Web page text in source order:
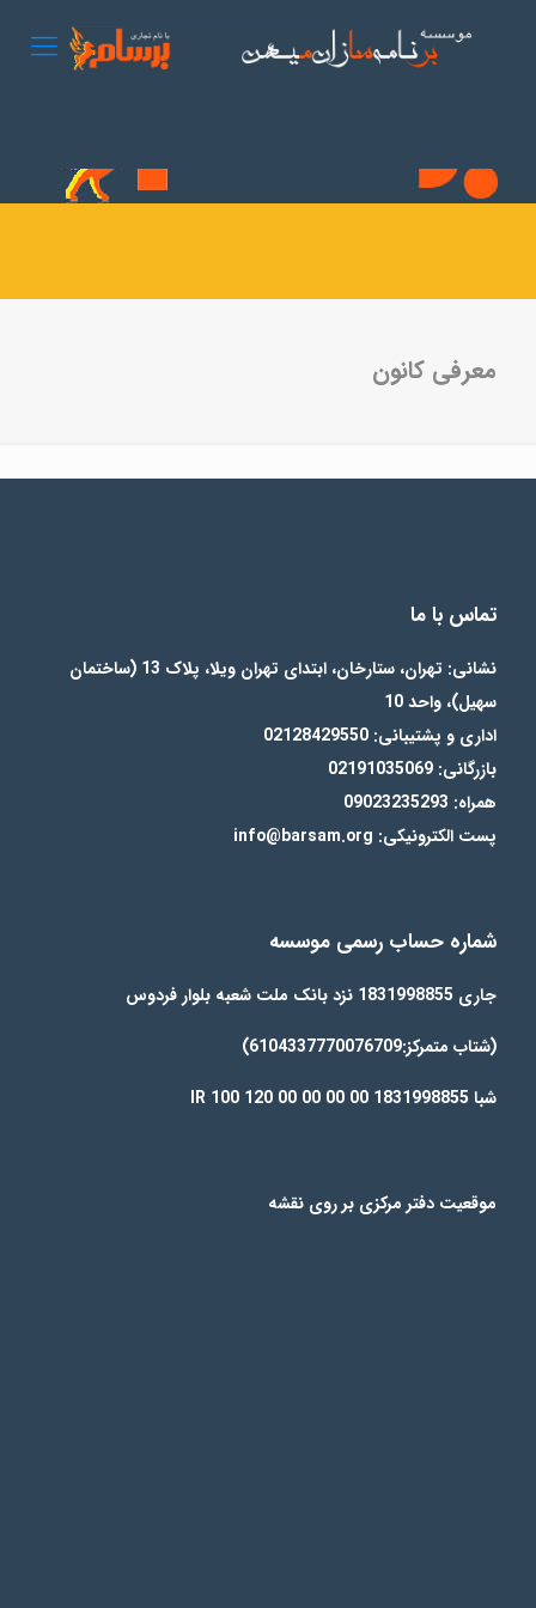
معرفی کانون
تماس با ما
نشانی: تهران، ستارخان، ابتدای تهران ویلا، پلاک 13 (ساختمان
سهیل)، واحد 10
اداری و پشتیبانی: 02128429550
بازرگانی: 02191035069
همراه: 09023235293
پست الکترونیکی: info@barsam.org
شماره حساب رسمی موسسه
جاری 1831998855 نزد بانک ملت شعبه بلوار فردوس
(شتاب متمرکز:6104337770076709)
شبا IR 100 120 00 00 00 00 1831998855
موقعیت دفتر مرکزی بر روی نقشه